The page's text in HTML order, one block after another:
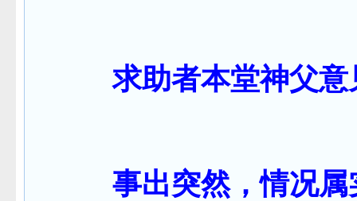
求助者本堂神父意
事出突然，情况属